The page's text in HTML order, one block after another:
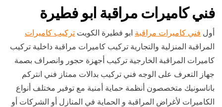
فني كاميرات مراقبة ابو فطيرة
أول فني كاميرات مراقبة ابو فطيرة الكويت تركيب كاميرات
المراقبة المنزلية والتجارية تركيب كاميرات مراقبة داخلية تركيب
كاميرات المراقبة الخارجية تركيب أجهزة حجور وانصراف بصمة
جهاز التعرف على الوجه فني تركيب بدالات ممتاز فني انتركم
باناسونيك متخصصون أنظمة حماية أمنية مع توفير مختلف أنواع
الكاميرات لأغراض المراقبة و الحماية في المنازل أو الشركات أو